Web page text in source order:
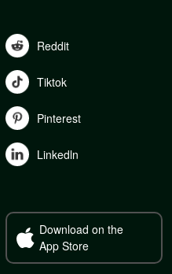
Reddit
Tiktok
Pinterest
Linkedln
Download on the
App Store